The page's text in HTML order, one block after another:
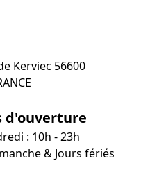
Kerviec 56600
d'ouverture
: 10h - 23h
& Jours fériés